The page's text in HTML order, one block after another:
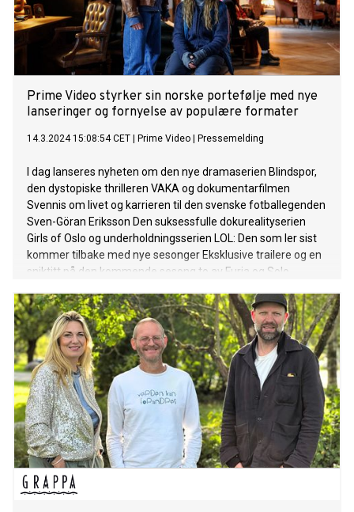
Prime Video styrker sin norske portefølje med nye
lanseringer og fornyelse av populære formater
14.3.2024 15:08:54 CET Prime Video Pressemelding
I dag lanseres nyheten om den nye dramaserien Blindspor,
den dystopiske thrilleren VAKA og dokumentarfilmen
Svennis om livet og karrieren til den svenske fotballegenden
Sven-Göran Eriksson Den suksessfulle dokurealityserien
Girls of Oslo og underholdningsserien LOL: Den som ler sist
kommer tilbake med nye sesonger Eksklusive trailere og en
sniktitt på den kommende sesong to av Furia og Solo